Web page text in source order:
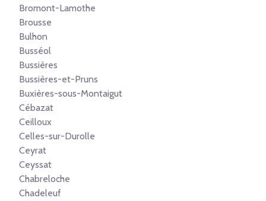
Bromont-Lamothe
Brousse
Bulhon
Busséol
Bussières
Bussières-et-Pruns
Buxières-sous-Montaigut
Cébazat
Ceilloux
Celles-sur-Durolle
Ceyrat
Ceyssat
Chabreloche
Chadeleuf